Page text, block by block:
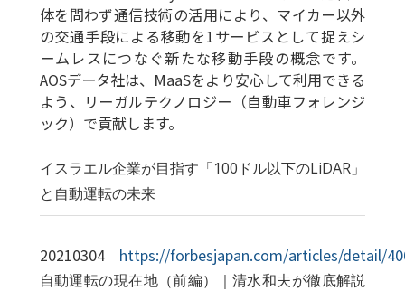
体を問わず通信技術の活用により、マイカー以外
の交通手段による移動を1サービスとして捉えシ
ームレスにつなぐ新たな移動手段の概念です。
AOSデータ社は、MaaSをより安心して利用できる
よう、リーガルテクノロジー（自動車フォレンジ
ック）で貢献します。
イスラエル企業が目指す「100ドル以下のLiDAR」
と自動運転の未来
20210304 https://forbesjapan.com/articles/detail/
自動運転の現在地（前編）｜清水和夫が徹底解説